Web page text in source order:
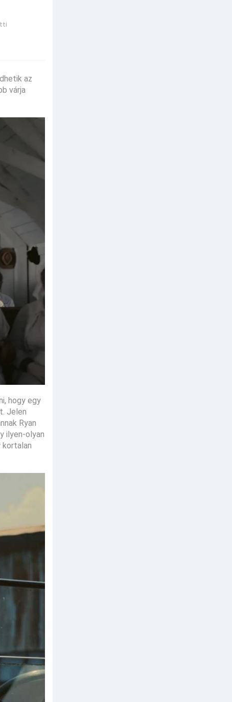
az
várja
hogy egy
Jelen
Ryan
ilyen-olyan
kortalan